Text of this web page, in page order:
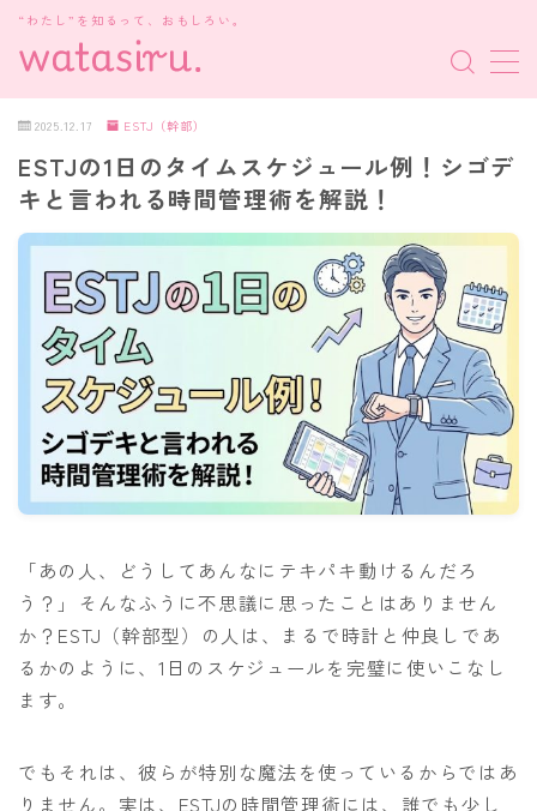
“わたし”を知るって、おもしろい。
MENU
MBTI診断
HSP・HSE
新着記事
2025.12.17 ESTJ（幹部）
ESTJの1日のタイムスケジュール例！シゴデ
キと言われる時間管理術を解説！
「あの人、どうしてあんなにテキパキ動けるんだろ
う？」そんなふうに不思議に思ったことはありません
か？ESTJ（幹部型）の人は、まるで時計と仲良しであ
るかのように、1日のスケジュールを完璧に使いこなし
ます。
でもそれは、彼らが特別な魔法を使っているからではあ
りません。実は、ESTJの時間管理術には、誰でも少し